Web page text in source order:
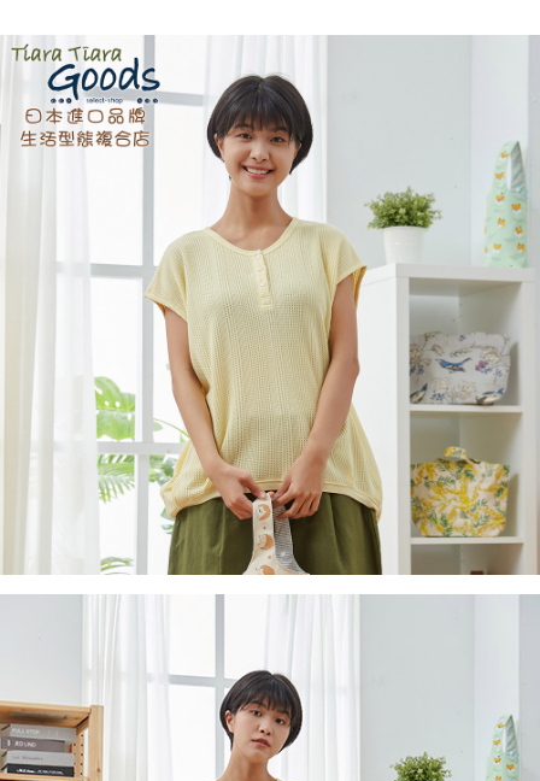
３．收到繳費通知簡訊後14天內，點擊此簡訊中的連結，可透過四大超商／
ATM／網路銀行／等多元方式進行付款，方視為交易完成。
※ 請注意：結帳手續完成當下不需立刻繳費，但若您需要取消訂單，請聯絡
購買商品的店家。未經商家同意取消之訂單仍視為有效，需透過AFTEE先享
後付繳納相關費用。
※ 交易是否成功請以「AFTEE先享後付 」之結帳頁面顯示為準，若有關於
是否繳費成功／繳費後需取消欲退款等相關疑問，請聯繫「AFTEE先享後付
https://netprotections.freshdesk.com/support/home
１．透過由恩沛科技股份有限公司提供之「AFTEE先享後付」服務完成之交
易，需依本服務之必要範圍內提供個人資料，並將交易相關給付款項請求債
權轉讓予恩沛科技股份有限公司。
２．關於個人資料處理事宜，請瀏覽以下網址：
https://aftee.tw/terms/#terms3
３．未成年的使用者請事先徵得法定代理人或監護人之同意方可使用
「AFTEE先享後付」，若未經同意申辦者引起之損失，本公司不負相關責
４．使用「AFTEE先享後付」時，將依據個別帳號之用戶狀況，依本公司即
時審查核予不同之上限額度；若仍有額度不足之情形，本公司將視審查結果
請求用戶進行身份認證。
５．嚴禁一人註冊多個帳號或使用他人資訊註冊。若發現惡意使用之情形，
恩沛科技股份有限公司將有權停止該用戶之使用額度並採取法律行動。
每筆NT$60，滿NT$1,800(含以上)免運費
7-11取貨付款
每筆NT$60，滿NT$2,000(含以上)免運費
每筆NT$60，滿NT$2,000(含以上)免運費
黑貓宅急便(包裹尺寸60cm以下)
每筆NT$100，滿NT$2,000(含以上)免運費
黑貓宅急便(包裹尺寸90cm以下)
每筆NT$140，滿NT$2,000(含以上)免運費